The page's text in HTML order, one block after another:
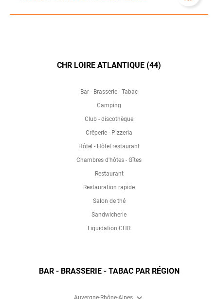
CHR LOIRE ATLANTIQUE (44)
Bar - Brasserie - Tabac
Camping
Club - discothèque
Crêperie - Pizzeria
Hôtel - Hôtel restaurant
Chambres d'hôtes - Gîtes
Restaurant
Restauration rapide
Salon de thé
Sandwicherie
Liquidation CHR
BAR - BRASSERIE - TABAC PAR RÉGION